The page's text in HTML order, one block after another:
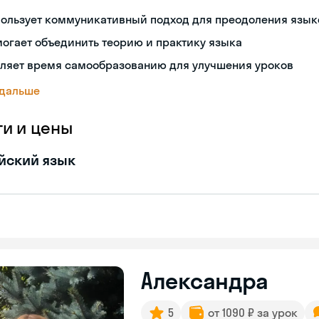
коммуникативный подход для преодоления
объединить теорию и практику языка
время самообразованию для улучшения уроков
и цены
язык
Александра
5 от 1090 ₽ за урок